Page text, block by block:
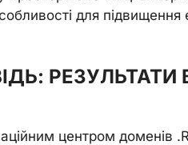
для підвищення
РЕЗУЛЬТАТИ
центром доменів